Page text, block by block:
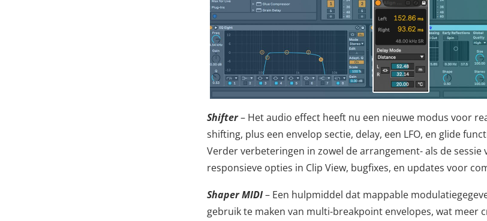
Shifter– Het audio effect heeft nu een nieuwe modus voor
shifting, plus een envelop sectie, delay, een LFO, en glide
Verder verbeteringen in zowel de arrangement- als de sessie
responsieve opties in Clip View, bugfixes, en updates voor
Shaper MIDI– Een hulpmiddel dat mappable
gebruik te maken van multi-breakpoint envelopes, wat meer